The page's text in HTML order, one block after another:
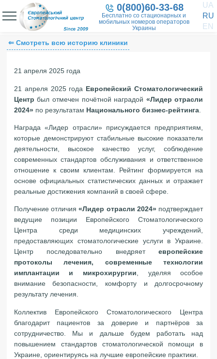
0(800)60-33-68
Бесплатно со стационарных и
мобильных номеров операторов
Украины
UA
RU
EN
⇐ Смотреть всю историю клиники
21 апреля 2025 года
21 апреля 2025 года Европейский Стоматологический
Центр был отмечен почётной наградой «Лидер отрасли
2024»по результатам Национального бизнес-рейтинга.
Награда «Лидер отрасли» присуждается предприятиям,
которые демонстрируют стабильные высокие показатели
деятельности, высокое качество услуг, соблюдение
современных стандартов обслуживания и ответственное
отношение к своим клиентам. Рейтинг формируется на
основе официальных статистических данных и отражает
реальные достижения компаний в своей сфере.
Получение отличия«Лидер отрасли 2024» подтверждает
ведущие позиции Европейского Стоматологического
Центра среди медицинских учреждений,
предоставляющих стоматологические услуги в Украине.
Центр последовательно внедряетевропейские
протоколы лечения, современные технологии
имплантации и микрохирургии, уделяя особое
внимание безопасности, комфорту и долгосрочному
результату лечения.
Коллектив Европейского Стоматологического Центра
благодарит пациентов за доверие и партнёров за
сотрудничество. Мы и дальше будем работать над
повышением стандартов стоматологической помощи в
Украине, ориентируясь на лучшие европейские практики.